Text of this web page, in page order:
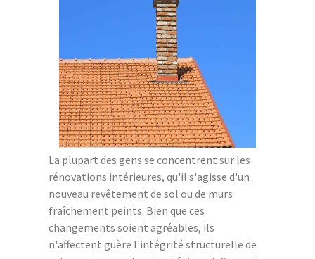
La plupart des gens se concentrent sur les
rénovations intérieures, qu'il s'agisse d'un
nouveau revêtement de sol ou de murs
fraîchement peints. Bien que ces
changements soient agréables, ils
n'affectent guère l'intégrité structurelle de